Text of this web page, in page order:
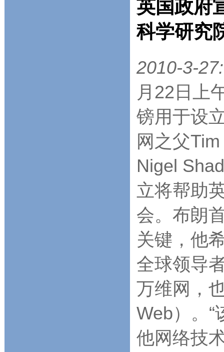
英国政府
科学研究
2010-3-27:
月22日上
镑用于设
网之父
Nigel
立将帮助
会。布朗
关键，他
全球领导
万维网，
Web）。
他网络技